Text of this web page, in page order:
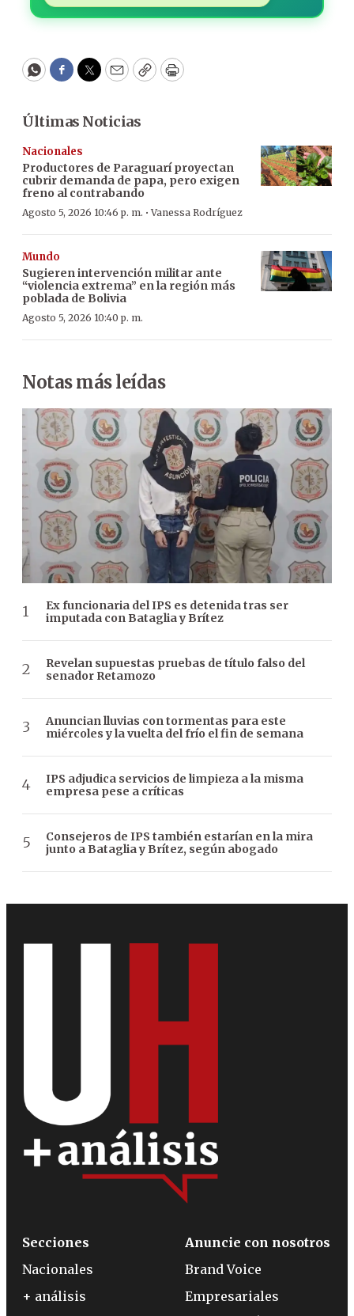
WhatsApp
Facebook
Twitter
EmailCopyPrint
Últimas Noticias
Nacionales
Productores de Paraguarí proyectan
cubrir demanda de papa, pero exigen
freno al contrabando
Agosto 5, 2026 10:46 p. m. ·Vanessa Rodríguez
Mundo
Sugieren intervención militar ante
“violencia extrema” en la región más
poblada de Bolivia
Agosto 5, 2026 10:40 p. m.
Notas más leídas
Ex funcionaria del IPS es detenida tras ser
imputada con Bataglia y Brítez
Revelan supuestas pruebas de título falso del
senador Retamozo
Anuncian lluvias con tormentas para este
miércoles y la vuelta del frío el fin de semana
IPS adjudica servicios de limpieza a la misma
empresa pese a críticas
Consejeros de IPS también estarían en la mira
junto a Bataglia y Brítez, según abogado
Secciones
Nacionales
+ análisis
Anuncie con nosotros
Brand Voice
Empresariales